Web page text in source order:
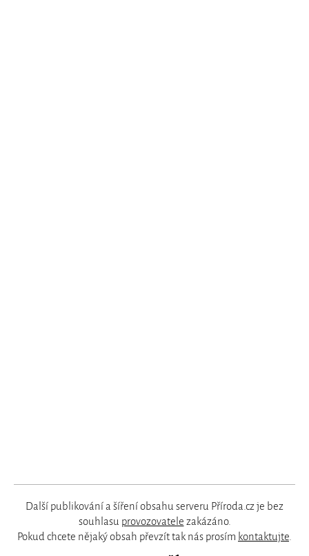
Další publikování a šíření obsahu serveru Příroda.cz je bez
souhlasu provozovatele zakázáno.
Pokud chcete nějaký obsah převzít tak nás prosím kontaktujte.